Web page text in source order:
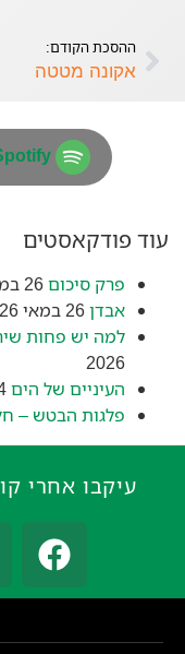
ההסכת הקודם:
אקונה מטטה
עוד פודקאסטים
פרק סיכום26 במאי 2026
אבדן26 במאי 2026
למה יש פחות
2026
העיניים של הים24
פלגות הבטש –
עיקבו אחרי